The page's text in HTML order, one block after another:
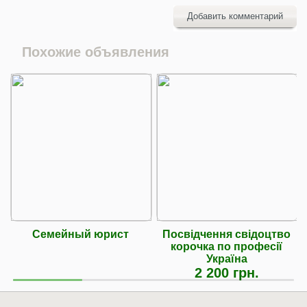
Добавить комментарий
Похожие объявления
Семейный юрист
Посвідчення свідоцтво
корочка по професії
Україна
2 200 грн.